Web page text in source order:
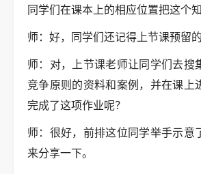
同学们在课本上的相应位置把这个
师：好，同学们还记得上节课预留
师：对，上节课老师让同学们去搜
竞争原则的资料和案例，并在课上
完成了这项作业呢？
师：很好，前排这位同学举手示意
来分享一下。